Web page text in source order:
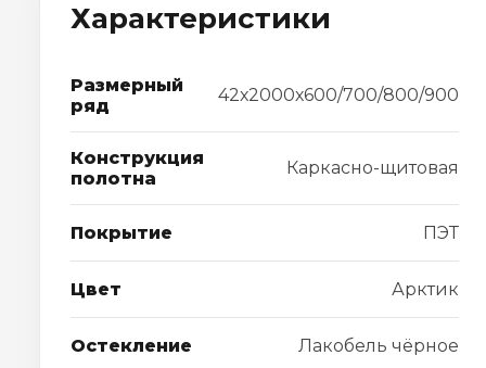
Характеристики
Размерный
ряд
42х2000х600/700/800/900
Конструкция
полотна
Каркасно-щитовая
Покрытие ПЭТ
Цвет Арктик
Остекление Лакобель чёрное